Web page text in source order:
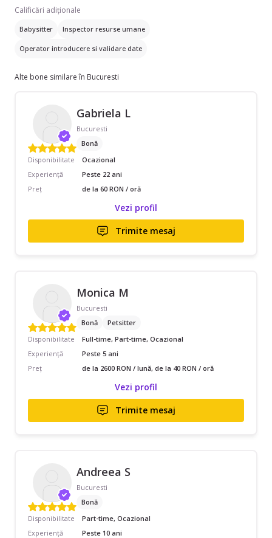
Calificări adiționale
Babysitter Inspector resurse umane
Operator introducere si validare date
Alte bone similare în Bucuresti
Gabriela L
Bucuresti
Bonă
Disponibilitate
Ocazional
Experiență
Peste 22 ani
Preț
de la 60 RON / oră
Vezi profil
Trimite mesaj
Monica M
Bucuresti
Bonă
Petsitter
Disponibilitate
Full-time, Part-time, Ocazional
Experiență
Peste 5 ani
Preț
de la 2600 RON / lună, de la 40 RON / oră
Vezi profil
Trimite mesaj
Andreea S
Bucuresti
Bonă
Disponibilitate
Part-time, Ocazional
Experiență
Peste 10 ani